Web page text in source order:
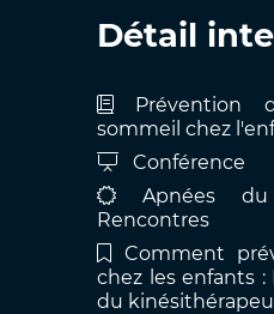
Détail
Prévention
sommeil chez
Conférence
Apnées du
Rencontres
Comment
chez les enfants :
du